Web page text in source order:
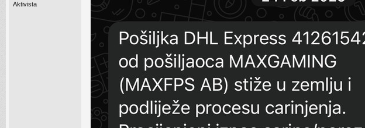
Aktivista